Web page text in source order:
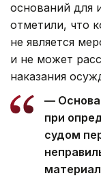
оснований для
отметили, что
не является
и не может
наказания
—
при
судом